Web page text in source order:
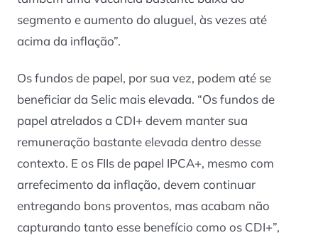
segmento e aumento do aluguel, às vezes até
acima da inflação”.
Os fundos de papel, por sua vez, podem até se
beneficiar da Selic mais elevada. “Os fundos de
papel atrelados a CDI+ devem manter sua
remuneração bastante elevada dentro desse
contexto. E os FIIs de papel IPCA+, mesmo com
arrefecimento da inflação, devem continuar
entregando bons proventos, mas acabam não
capturando tanto esse benefício como os CDI+”,